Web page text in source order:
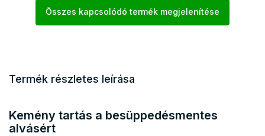
Összes kapcsolódó termék megjelenítése
Termék részletes leírása
Kemény tartás a besüppedésmentes
alvásért